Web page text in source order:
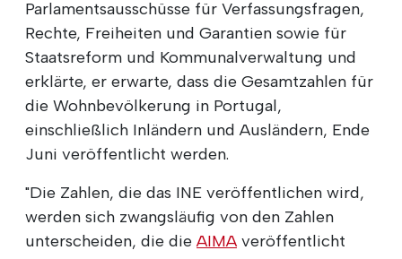
Parlamentsausschüsse für Verfassungsfragen,
Rechte, Freiheiten und Garantien sowie für
Staatsreform und Kommunalverwaltung und
erklärte, er erwarte, dass die Gesamtzahlen für
die Wohnbevölkerung in Portugal,
einschließlich Inländern und Ausländern, Ende
Juni veröffentlicht werden.
"Die Zahlen, die das INE veröffentlichen wird,
werden sich zwangsläufig von den Zahlen
unterscheiden, die dieAIMA veröffentlicht